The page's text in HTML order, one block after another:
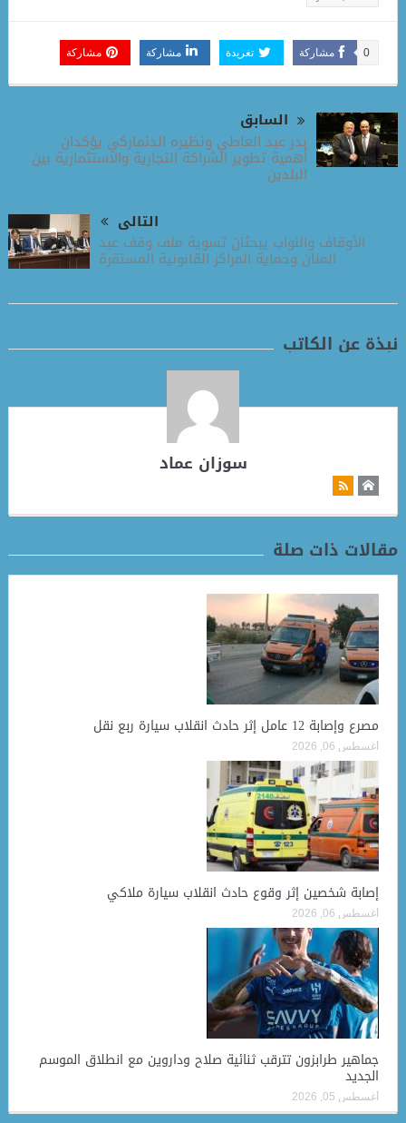
مشاركة 0 تغريدة مشاركة مشاركة
السابق
بدر عبد العاطي ونظيره الدنماركي يؤكدان
أهمية تطوير الشراكة التجارية والاستثمارية بين
البلدين
التالى
الأوقاف والنواب يبحثان تسوية ملف وقف عبد
المنان وحماية المراكز القانونية المستقرة
نبذة عن الكاتب
سوزان عماد
مقالات ذات صلة
مصرع وإصابة 12 عامل إثر حادث انقلاب سيارة ربع نقل
أغسطس 06, 2026
إصابة شخصين إثر وقوع حادث انقلاب سيارة ملاكي
أغسطس 06, 2026
جماهير طرابزون تترقب ثنائية صلاح وداروين مع انطلاق الموسم
الجديد
أغسطس 05, 2026